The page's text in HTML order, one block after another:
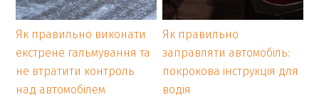
Як правильно виконати
екстрене гальмування та
не втратити контроль
над автомобілем
Як правильно
заправляти автомобіль:
покрокова інструкція для
водія